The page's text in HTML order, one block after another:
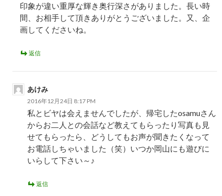
印象が違い重厚な輝き奥行深さがありました。長い時
間、お相手して頂きありがとうございました。又、企
画してくださいね。
返信
あけみ
2016年12月24日 8:17 PM
私とビヤは会えませんでしたが、帰宅したosamuさん
からお二人との会話など教えてもらったり写真も見
せてもらったら、どうしてもお声が聞きたくなって
お電話しちゃいました（笑）いつか岡山にも遊びに
いらして下さい～♪
返信